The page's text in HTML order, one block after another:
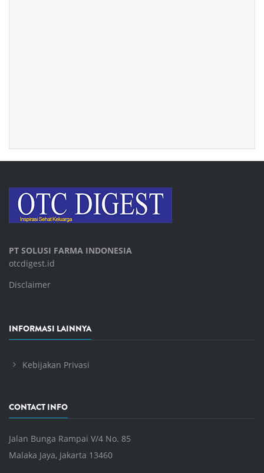
PT SOLUSI FARMA INDONESIA
otcdigest.id
Disclaimer
INFORMASI LAINNYA
Kebijakan Privasi
CONTACT INFO
Jalan Bunga Rampai V/4 No. 85
Malaka Jaya, Jakarta 13460